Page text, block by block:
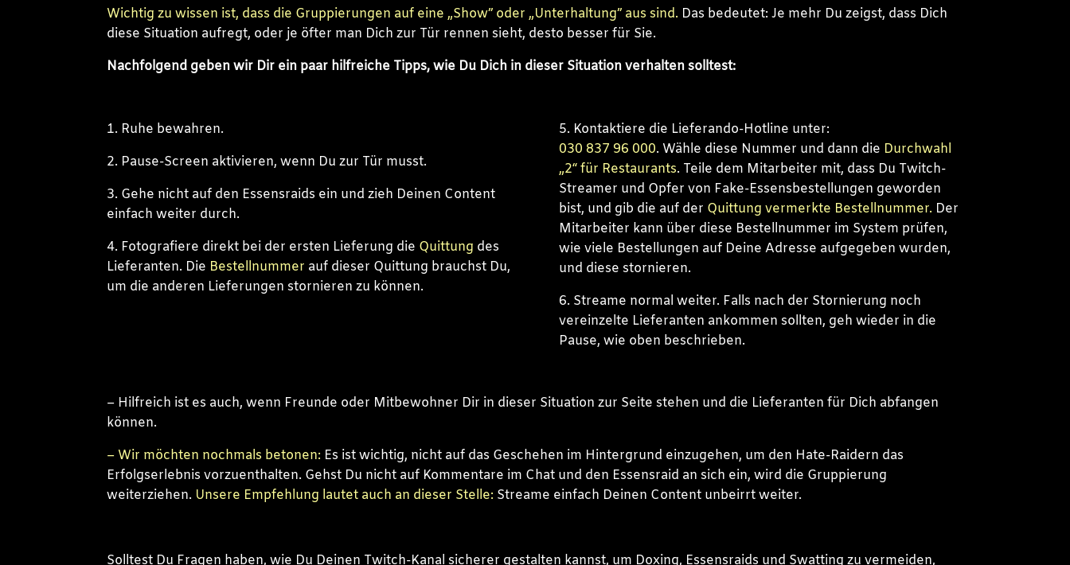
Wichtig zu wissen ist, dass die Gruppierungen auf eine „Show” oder „Unterhaltung” aus sind. Das bedeutet: Je mehr Du zeigst, dass Dich
diese Situation aufregt, oder je öfter man Dich zur Tür rennen sieht, desto besser für Sie.
Nachfolgend geben wir Dir ein paar hilfreiche Tipps, wie Du Dich in dieser Situation verhalten solltest:
1. Ruhe bewahren.
2. Pause-Screen aktivieren, wenn Du zur Tür musst.
3. Gehe nicht auf den Essensraids ein und zieh Deinen Content
einfach weiter durch.
4. Fotografiere direkt bei der ersten Lieferung die Quittung des
Lieferanten. Die Bestellnummer auf dieser Quittung brauchst Du,
um die anderen Lieferungen stornieren zu können.
5. Kontaktiere die Lieferando-Hotline unter:
030 837 96 000. Wähle diese Nummer und dann die Durchwahl
„2“ für Restaurants. Teile dem Mitarbeiter mit, dass Du Twitch-
Streamer und Opfer von Fake-Essensbestellungen geworden
bist, und gib die auf der Quittung vermerkte Bestellnummer. Der
Mitarbeiter kann über diese Bestellnummer im System prüfen,
wie viele Bestellungen auf Deine Adresse aufgegeben wurden,
und diese stornieren.
6. Streame normal weiter. Falls nach der Stornierung noch
vereinzelte Lieferanten ankommen sollten, geh wieder in die
Pause, wie oben beschrieben.
– Hilfreich ist es auch, wenn Freunde oder Mitbewohner Dir in dieser Situation zur Seite stehen und die Lieferanten für Dich abfangen
können.
– Wir möchten nochmals betonen: Es ist wichtig, nicht auf das Geschehen im Hintergrund einzugehen, um den Hate-Raidern das
Erfolgserlebnis vorzuenthalten. Gehst Du nicht auf Kommentare im Chat und den Essensraid an sich ein, wird die Gruppierung
weiterziehen. Unsere Empfehlung lautet auch an dieser Stelle: Streame einfach Deinen Content unbeirrt weiter.
Solltest Du Fragen haben, wie Du Deinen Twitch-Kanal sicherer gestalten kannst, um Doxing, Essensraids und Swatting zu vermeiden,